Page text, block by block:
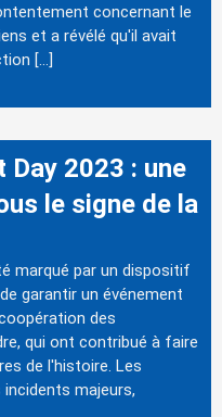
concernant le
et a révélé qu'il avait
[…]
Day 2023 : une
le signe de la
marqué par un dispositif
garantir un événement
des
qui ont contribué à faire
de l'histoire. Les
majeurs,